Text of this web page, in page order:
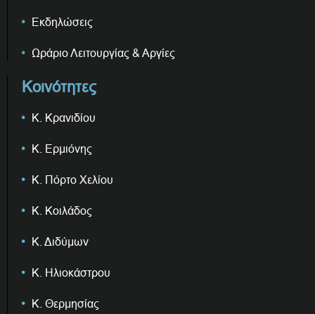
Εκδηλώσεις
Ωράριο Λειτουργίας & Αργίες
Κοινότητες
Κ. Κρανιδίου
Κ. Ερμιόνης
Κ. Πόρτο Χελίου
Κ. Κοιλάδος
Κ. Διδύμων
Κ. Ηλιοκάστρου
Κ. Θερμησίας